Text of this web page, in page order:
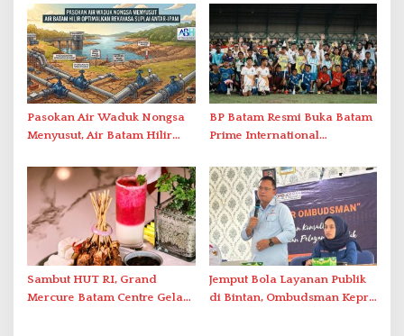
2026
Berstandar Internasional
Pasokan Air Waduk Nongsa
Menyusut, Air Batam Hilir
Antar-IPAM
BP Batam Resmi Buka Batam
Prime International
2026 di Stadion Temenggung
Abdul Jamal
Sambut HUT RI, Grand
Mercure Batam Centre Gelar
Jemput Bola Layanan Publik
di Bintan, Ombudsman Kepri